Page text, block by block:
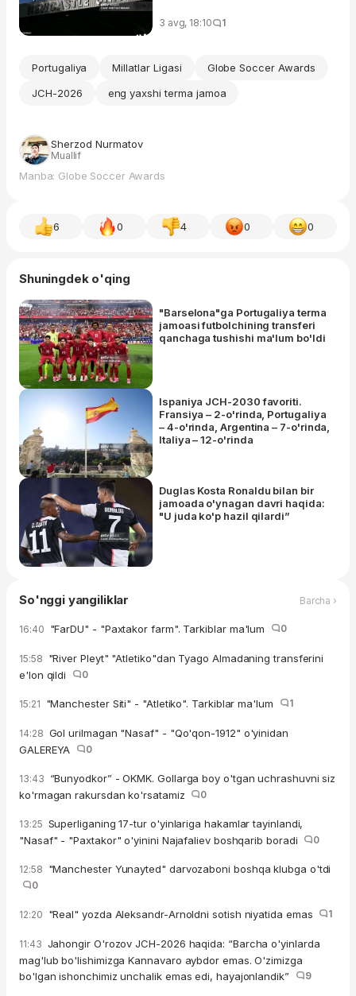
3 avg, 18:10 1
Portugaliya Millatlar Ligasi
Globe Soccer Awards
JCH-2026
eng yaxshi terma jamoa
Sherzod Nurmatov
Muallif
Manba: Globe Soccer Awards
6 0 4 0 0
Shuningdek o'qing
"Barselona"ga Portugaliya terma
jamoasi futbolchining transferi
qanchaga tushishi ma'lum bo'ldi
Ispaniya JCH-2030 favoriti.
Fransiya – 2-o'rinda, Portugaliya
– 4-o'rinda, Argentina – 7-o'rinda,
Italiya – 12-o'rinda
Duglas Kosta Ronaldu bilan bir
jamoada o'ynagan davri haqida:
"U juda ko'p hazil qilardi”
So'nggi yangiliklar Barcha ›
16:40 "FarDU" - "Paxtakor farm". Tarkiblar ma'lum 0
15:58 "River Pleyt" "Atletiko"dan Tyago Almadaning transferini
e'lon qildi
0
15:21 "Manchester Siti" - "Atletiko". Tarkiblar ma'lum 1
14:28 Gol urilmagan "Nasaf" - "Qo'qon-1912" o'yinidan
GALEREYA
0
13:43 “Bunyodkor” - OKMK. Gollarga boy o'tgan uchrashuvni siz
ko'rmagan rakursdan ko'rsatamiz
0
13:25 Superliganing 17-tur o'yinlariga hakamlar tayinlandi,
"Nasaf" - "Paxtakor" o'yinini Najafaliev boshqarib boradi
0
12:58 "Manchester Yunayted" darvozaboni boshqa klubga o'tdi
0
12:20 "Real" yozda Aleksandr-Arnoldni sotish niyatida emas 1
11:43 Jahongir O'rozov JCH-2026 haqida: “Barcha o'yinlarda
mag'lub bo'lishimizga Kannavaro aybdor emas. O'zimizga
bo'lgan ishonchimiz unchalik emas edi, hayajonlandik”
9